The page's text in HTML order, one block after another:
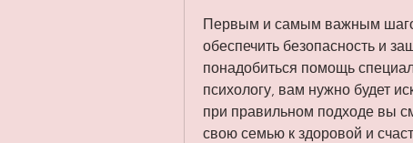
Первым и самым важным
обеспечить безопасность и
понадобиться помощь
психологу, вам нужно будет
при правильном подходе вы
свою семью к здоровой и